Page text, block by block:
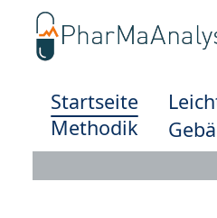
Startseite
Methodik